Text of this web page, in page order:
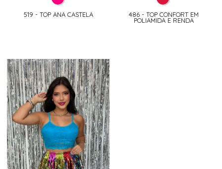
519 - TOP ANA CASTELA 486 - TOP CONFORT EM
POLIAMIDA E RENDA